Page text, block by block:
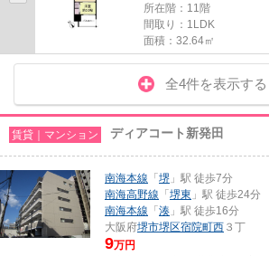
所在階：11階
間取り：1LDK
面積：32.64㎡
全4件を表示する
賃貸｜マンション ディアコート新発田
南海本線 「 堺 」駅 徒歩7分
南海高野線 「 堺東 」駅 徒歩24分
南海本線 「 湊 」駅 徒歩16分
大阪府堺市堺区宿院町西 ３丁
9万円